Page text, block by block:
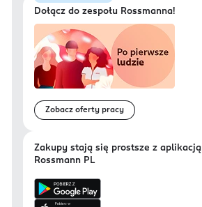
Dołącz do zespołu Rossmanna!
Zobacz oferty pracy
Zakupy stają się prostsze z aplikacją
Rossmann PL